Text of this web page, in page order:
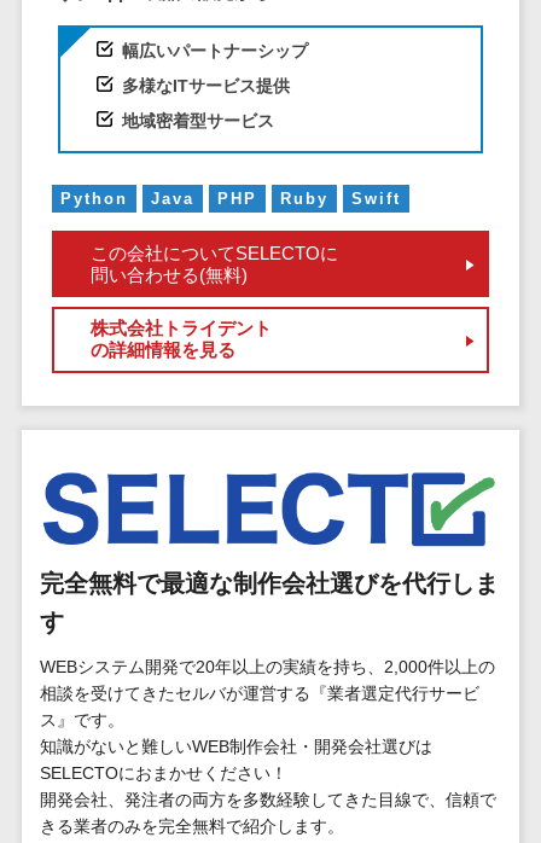
サーバー・ネットワーク監視>
設備監視システム>
システム連携ツール（iPaaS）>
クラウド接続サービス>
キッティングサービス>
情シスアウトソーシング>
セキュリティ
標的型攻撃メール対策>
ペネトレーションテスト>
標的型攻撃メール訓練サービス>
認証システム>
クラウド型セキュリティカメラ>
メールセキュリティ>
メール・ファイル無害化>
サンドボックス>
EFOツール
LP作成サービ
ス
広告運用代行
Webアンケー
トシステム
ル
MAツール
動画配信シス
ィングツール
SEOツール
MEOツール
イベント管理
ポート
コールセンタ
ーCRM
自動音声応答
システム(IVR)
AI自動電話応
幅広いパートナーシップ
多様なITサービス提供
地域密着型サービス
Python Java PHP Ruby Swift
この会社についてSELECTOに
問い合わせる(無料)
株式会社トライデント
の詳細情報を見る
完全無料で最適な制作会社選びを代行しま
す
WEBシステム開発で20年以上の実績を持ち、2,000件以上の
相談を受けてきたセルバが運営する『業者選定代行サービ
ス』です。
知識がないと難しいWEB制作会社・開発会社選びは
SELECTOにおまかせください！
開発会社、発注者の両方を多数経験してきた目線で、信頼で
きる業者のみを完全無料で紹介します。